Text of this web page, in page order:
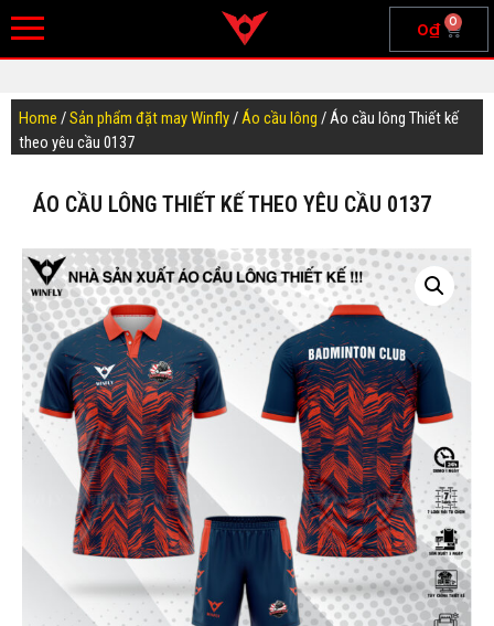
0₫ 0
Home /Sản phẩm đặt may Winfly/Áo cầu lông / Áo cầu lông Thiết kế
theo yêu cầu 0137
ÁO CẦU LÔNG THIẾT KẾ THEO YÊU CẦU 0137